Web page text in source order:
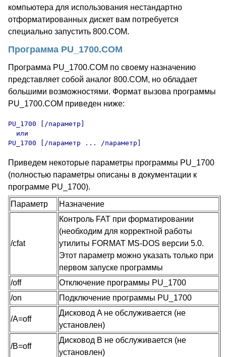
компьютера для использования нестандартно
отформатированных дискет вам потребуется
специально запустить 800.COM.
Программа PU_1700.COM
Программа PU_1700.COM по своему назначению
представляет собой аналог 800.COM, но обладает
большими возможностями. Формат вызова программы
PU_1700.COM приведен ниже:
PU_1700 [/параметр]
  или
PU_1700 [/параметр ... /параметр]
Приведем некоторые параметры программы PU_1700
(полностью параметры описаны в документации к
программе PU_1700).
Параметр
Назначение
/cfat
Контроль FAT при форматировании
(необходим для корректной работы
утилиты FORMAT MS-DOS версии 5.0.
Этот параметр можно указать только при
первом запуске программы
/off
Отключение программы PU_1700
/on
Подключение программы PU_1700
/A=off
Дисковод A не обслуживается (не
установлен)
/B=off
Дисковод B не обслуживается (не
установлен)